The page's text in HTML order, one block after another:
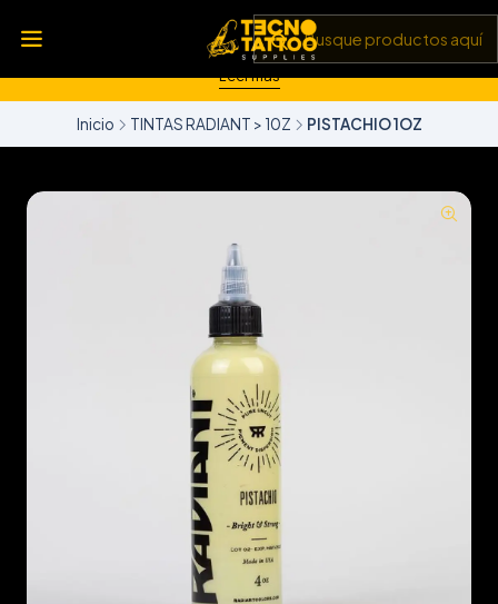
💥 Insumos, máquinas y tecnología de punta 💻 Todo lo que
necesitas para llevar tu arte al siguiente nivel 🎨 Calidad garantizada
Leer más
Inicio TINTAS RADIANT > 10Z PISTACHIO 1OZ